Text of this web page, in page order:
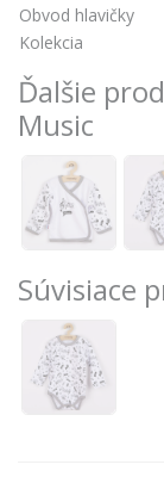
Obvod hlavičky
Kolekcia
Ďalšie
Music
Súvisiace